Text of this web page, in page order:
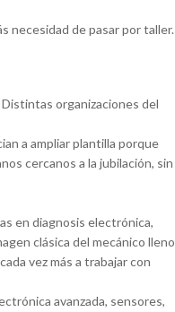
necesidad de pasar por taller.
organizaciones del
a ampliar plantilla porque
cercanos a la jubilación, sin
en diagnosis electrónica,
clásica del mecánico lleno
vez más a trabajar con
avanzada, sensores,